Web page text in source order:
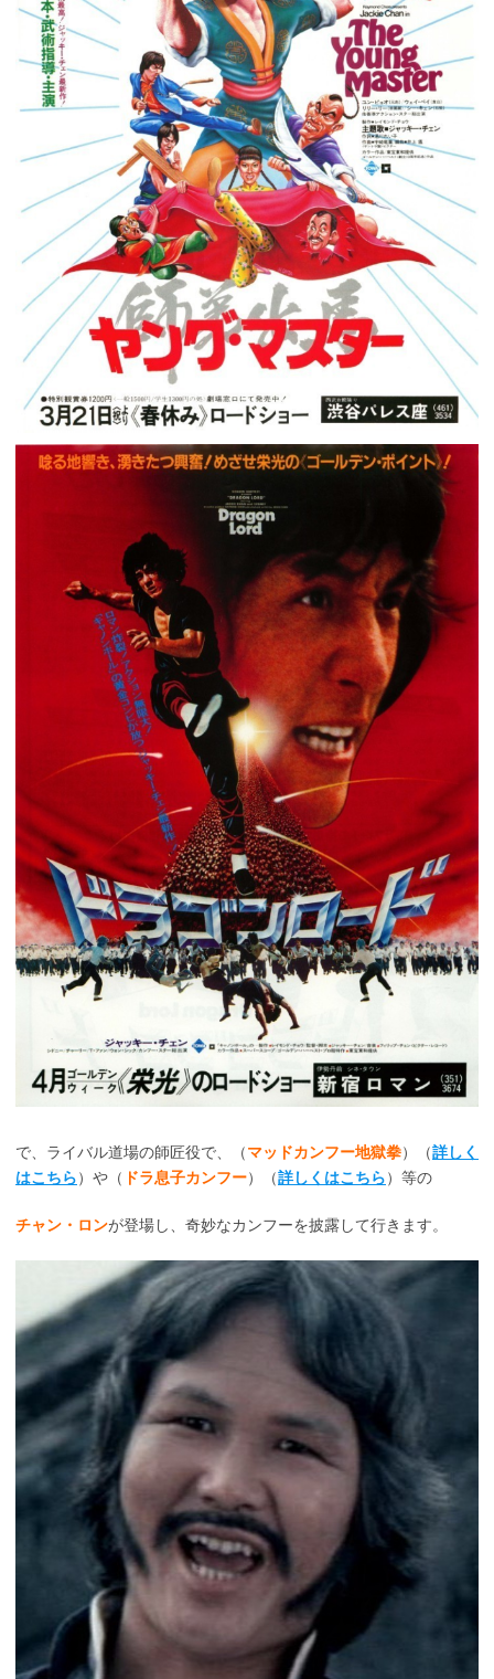
で、ライバル道場の師匠役で、（マッドカンフー地獄拳）（詳しく
はこちら）や（ ドラ息子カンフー）（詳しくはこちら）等の
チャン・ロンが登場し、奇妙なカンフーを披露して行きます。